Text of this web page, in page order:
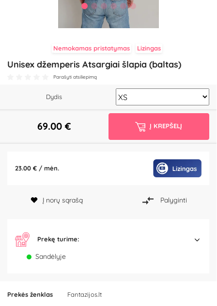
Nemokamas pristatymas Lizingas
Unisex džemperis Atsargiai šlapia (baltas)
Parašyti atsiliepimą
Prekės ženklas Fantazijos.lt
Dydis
69.00€
23.00 € / mėn.
Į KREPŠELĮ
Į norų sąrašą Palyginti
Prekę turime:
Sandėlyje